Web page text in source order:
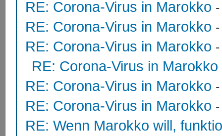
RE: Corona-Virus in Marokko
RE: Corona-Virus in Marokko
RE: Corona-Virus in Marokko
RE: Corona-Virus in Marokko
RE: Corona-Virus in Marokko
RE: Corona-Virus in Marokko
RE: Wenn Marokko will,